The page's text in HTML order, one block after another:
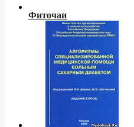
Фиточаи